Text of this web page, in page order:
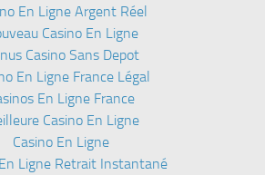
En Ligne Argent Réel
Casino En Ligne
Casino Sans Depot
En Ligne France Légal
En Ligne France
Casino En Ligne
Casino En Ligne
Ligne Retrait Instantané